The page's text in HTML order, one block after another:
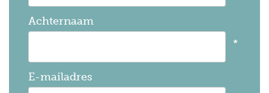
Achternaam
E-mailadres